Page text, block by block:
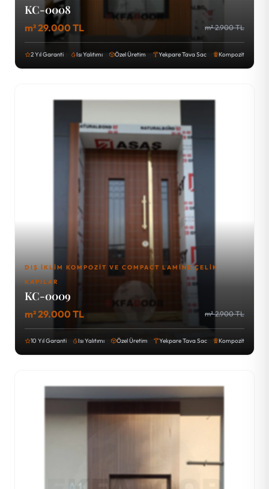
KC-0008
m² 29.000 TL m² 2.900 TL
2 Yıl Garanti Isı Yalıtımı Özel Üretim Yekpare Tava Sac Kompozit
DIŞ İKLIM KOMPOZIT VE COMPACT LAMINE ÇELIK
KAPILAR
KC-0009
m² 29.000 TL m² 2.900 TL
10 Yıl Garanti Isı Yalıtımı Özel Üretim Yekpare Tava Sac Kompozit